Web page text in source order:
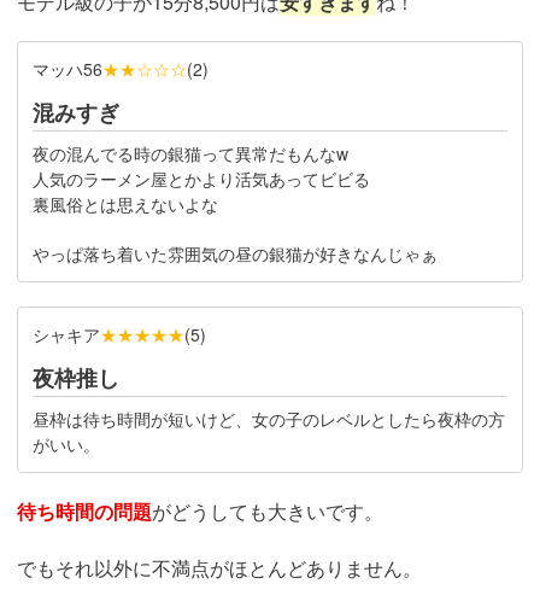
マッハ56★★☆☆☆(2)
混みすぎ
夜の混んでる時の銀猫って異常だもんなw
人気のラーメン屋とかより活気あってビビる
裏風俗とは思えないよな
やっぱ落ち着いた雰囲気の昼の銀猫が好きなんじゃぁ
シャキア★★★★★(5)
夜枠推し
昼枠は待ち時間が短いけど、女の子のレベルとしたら夜枠の方
がいい。
待ち時間の問題がどうしても大きいです。
でもそれ以外に不満点がほとんどありません。